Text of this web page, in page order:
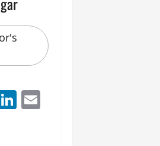
LinkedIn